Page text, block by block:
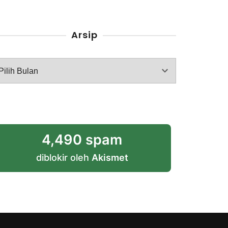
Arsip
4,490 spam
diblokir oleh Akismet